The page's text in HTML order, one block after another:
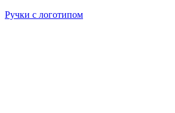
Ручки с логотипом